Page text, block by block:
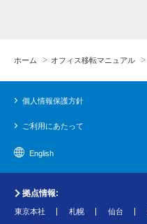
ホーム オフィス移転マニュアル
個人情報保護方針
ご利用にあたって
English
拠点情報:
東京本社 札幌 仙台